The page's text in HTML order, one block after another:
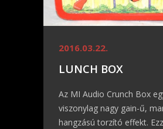
2016.03.22.
LUNCH BOX
Az MI Audio Crunch Box
viszonylag nagy gain-ű,
hangzású torzító effekt.